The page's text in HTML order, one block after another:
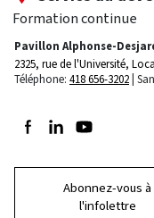
Formation continue
Pavillon Alphonse-
2325, rue de l'Université,
Téléphone: 418 656-3202
Suivez-nous sur Facebook
Suivez-nous sur
Suivez-nous
Abonnez-vous à
l'infolettre